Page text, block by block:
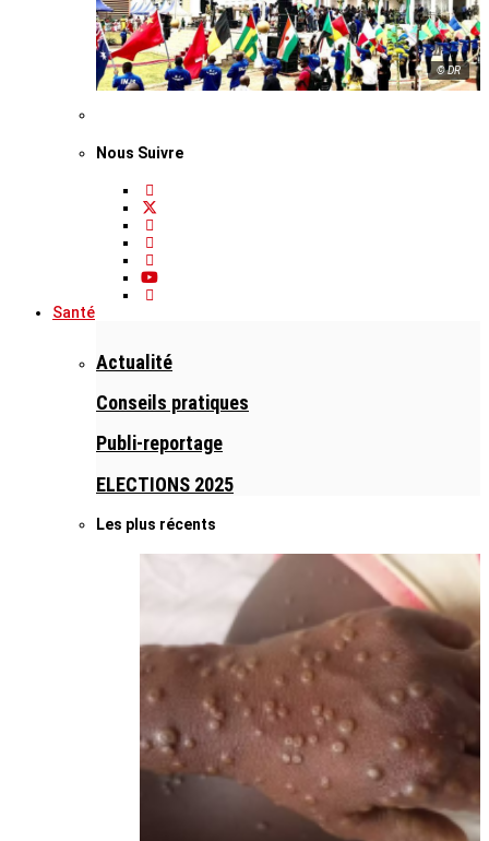
© DR
Nous Suivre
Santé
Actualité
Conseils pratiques
Publi-reportage
ELECTIONS 2025
Les plus récents